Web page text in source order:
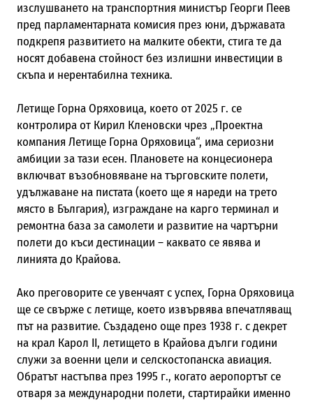
изслушването на транспортния министър Георги Пеев
пред парламентарната комисия през юни, държавата
подкрепя развитието на малките обекти, стига те да
носят добавена стойност без излишни инвестиции в
скъпа и нерентабилна техника.
Летище Горна Оряховица, което от 2025 г. се
контролира от Кирил Кленовски чрез „Проектна
компания Летище Горна Оряховица“, има сериозни
амбиции за тази есен. Плановете на концесионера
включват възобновяване на търговските полети,
удължаване на пистата (което ще я нареди на трето
място в България), изграждане на карго терминал и
ремонтна база за самолети и развитие на чартърни
полети до къси дестинации – каквато се явява и
линията до Крайова.
Ако преговорите се увенчаят с успех, Горна Оряховица
ще се свърже с летище, което извървява впечатляващ
път на развитие. Създадено още през 1938 г. с декрет
на крал Карол II, летището в Крайова дълги години
служи за военни цели и селскостопанска авиация.
Обратът настъпва през 1995 г., когато аеропортът се
отваря за международни полети, стартирайки именно